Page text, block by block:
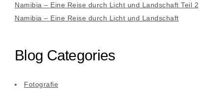
Namibia – Eine Reise durch Licht und Landschaft Teil 2
Namibia – Eine Reise durch Licht und Landschaft
Blog Categories
Fotografie